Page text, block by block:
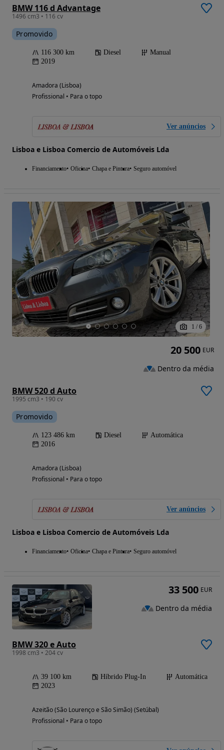
BMW 116 d Advantage
1496 cm3 • 116 cv
Promovido
116 300 km Diesel
Manual
2019
Amadora (Lisboa)
Profissional • Para o topo
Ver anúncios
Lisboa e Lisboa Comercio de Automóveis Lda
Financiamento Oficina Chapa e Pintura Seguro automóvel
1 / 6
BMW 520 d Auto
1995 cm3 • 190 cv
Promovido
123 486 km Diesel
Automática
2016
Amadora (Lisboa)
Profissional • Para o topo
Ver anúncios
Lisboa e Lisboa Comercio de Automóveis Lda
Financiamento Oficina Chapa e Pintura Seguro automóvel
20 500 EUR
Dentro da média
BMW 320 e Auto
1998 cm3 • 204 cv
39 100 km Híbrido Plug-In
Automática
2023
Azeitão (São Lourenço e São Simão) (Setúbal)
Profissional • Para o topo
33 500 EUR
Dentro da média